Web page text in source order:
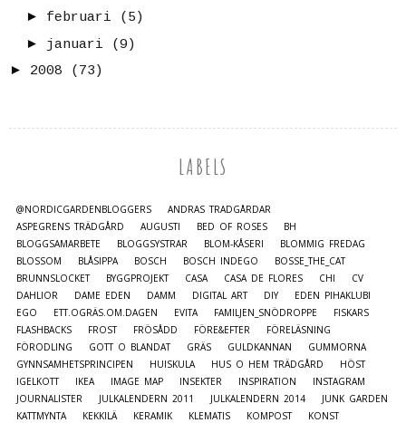
► februari
(5)
► januari
(9)
► 2008 (73)
LABELS
@NORDICGARDENBLOGGERS
ANDRAS TRÄDGÅRDAR
ASPEGRENS TRÄDGÅRD
AUGUSTI BED OF ROSES
BH
BLOGGSAMARBETE
BLOGGSYSTRAR BLOM-KÅSERI
BLOMMIG FREDAG
BLOSSOM
BLÅSIPPA BOSCH BOSCH INDEGO
BOSSE_THE_CAT
BRUNNSLOCKET
BYGGPROJEKT CASA CASA DE FLORES CHI
CV
DAHLIOR
DAME EDEN DAMM DIGITAL ART DIY
EDEN PIHAKLUBI
EGO
ETT.OGRÄS.OM.DAGEN EVITA FAMILJEN_SNÖDROPPE
FISKARS
FLASHBACKS
FROST FRÖSÅDD FÖRE&EFTER
FÖRELÄSNING
FÖRODLING
GOTT O BLANDAT GRÄS GULDKANNAN
GUMMORNA
GYNNSAMHETSPRINCIPEN
HUISKULA HUS O HEM TRÄDGÅRD
HÖST
IGELKOTT
IKEA IMAGE MAP INSEKTER INSPIRATION
INSTAGRAM
JOURNALISTER
JULKALENDERN 2011 JULKALENDERN 2014
JUNK GARDEN
KATTMYNTA
KEKKILÄ KERAMIK KLEMATIS KOMPOST
KONST